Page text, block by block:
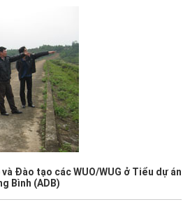
Đào tạo các WUO/WUG ở Tiểu dự án
Bình (ADB)